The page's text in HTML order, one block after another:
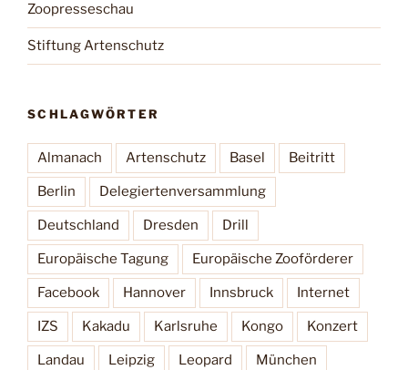
Zoopresseschau
Stiftung Artenschutz
SCHLAGWÖRTER
Almanach Artenschutz Basel Beitritt
Berlin Delegiertenversammlung
Deutschland Dresden Drill
Europäische Tagung Europäische Zooförderer
Facebook Hannover Innsbruck Internet
IZS Kakadu Karlsruhe Kongo Konzert
Landau Leipzig Leopard München